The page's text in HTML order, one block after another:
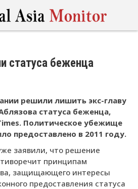
статуса беженца
решили лишить экс-главу
статуса беженца,
Политическое убежище
предоставлено в 2011 году.
заявили, что решение
принципам
защищающего интересы
предоставления статуса